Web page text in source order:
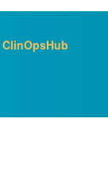
ClinOpsHub